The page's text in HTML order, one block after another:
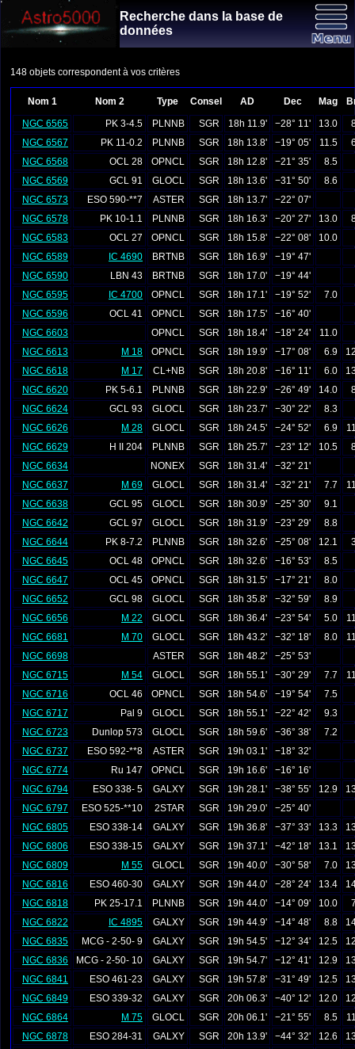
Recherche dans la base de
données
148 objets correspondent à vos critères
Nom 1 Nom 2 Type Consel AD Dec Mag
NGC 6565
PK 3-4.5 PLNNB SGR 18h 11.9' −28° 11' 13.0
NGC 6567
PK 11-0.2 PLNNB SGR 18h 13.8' −19° 05' 11.5
NGC 6568
OCL 28 OPNCL SGR 18h 12.8' −21° 35'
8.5
NGC 6569
GCL 91 GLOCL SGR 18h 13.6' −31° 50'
8.6
NGC 6573
ESO 590-**7 ASTER SGR 18h 13.7'
−22° 07'
NGC 6578
PK 10-1.1 PLNNB SGR 18h 16.3' −20° 27' 13.0
NGC 6583
OCL 27 OPNCL SGR 18h 15.8' −22° 08'
10.0
NGC 6589
IC 4690 BRTNB SGR 18h 16.9'
−19° 47'
NGC 6590
LBN 43 BRTNB SGR 18h 17.0'
−19° 44'
NGC 6595
IC 4700 OPNCL SGR 18h 17.1' −19° 52'
7.0
NGC 6596
OCL 41 OPNCL SGR 18h 17.5'
−16° 40'
NGC 6603
OPNCL SGR 18h 18.4' −18° 24'
11.0
NGC 6613
M 18 OPNCL SGR 18h 19.9' −17° 08' 6.9
NGC 6618
M 17 CL+NB SGR 18h 20.8' −16° 11' 6.0
NGC 6620
PK 5-6.1 PLNNB SGR 18h 22.9' −26° 49' 14.0
NGC 6624
GCL 93 GLOCL SGR 18h 23.7' −30° 22'
8.3
NGC 6626
M 28 GLOCL SGR 18h 24.5' −24° 52' 6.9
NGC 6629
H II 204 PLNNB SGR 18h 25.7' −23° 12' 10.5
NGC 6634
NONEX SGR 18h 31.4'
−32° 21'
NGC 6637
M 69 GLOCL SGR 18h 31.4' −32° 21' 7.7
NGC 6638
GCL 95 GLOCL SGR 18h 30.9' −25° 30'
9.1
NGC 6642
GCL 97 GLOCL SGR 18h 31.9' −23° 29'
8.8
NGC 6644
PK 8-7.2 PLNNB SGR 18h 32.6' −25° 08' 12.1
NGC 6645
OCL 48 OPNCL SGR 18h 32.6' −16° 53'
8.5
NGC 6647
OCL 45 OPNCL SGR 18h 31.5' −17° 21'
8.0
NGC 6652
GCL 98 GLOCL SGR 18h 35.8' −32° 59'
8.9
NGC 6656
M 22 GLOCL SGR 18h 36.4' −23° 54' 5.0
NGC 6681
M 70 GLOCL SGR 18h 43.2' −32° 18' 8.0
NGC 6698
ASTER SGR 18h 48.2'
−25° 53'
NGC 6715
M 54 GLOCL SGR 18h 55.1' −30° 29' 7.7
NGC 6716
OCL 46 OPNCL SGR 18h 54.6' −19° 54'
7.5
NGC 6717
Pal 9 GLOCL SGR 18h 55.1' −22° 42'
9.3
NGC 6723
Dunlop 573 GLOCL SGR 18h 59.6' −36° 38'
7.2
NGC 6737
ESO 592-**8 ASTER SGR 19h 03.1'
−18° 32'
NGC 6774
Ru 147 OPNCL SGR 19h 16.6'
−16° 16'
NGC 6794
ESO 338- 5 GALXY SGR 19h 28.1' −38° 55' 12.9
NGC 6797
ESO 525-**10 2STAR SGR 19h 29.0'
−25° 40'
NGC 6805
ESO 338-14 GALXY SGR 19h 36.8' −37° 33' 13.3
NGC 6806
ESO 338-15 GALXY SGR 19h 37.1' −42° 18' 13.1
NGC 6809
M 55 GLOCL SGR 19h 40.0' −30° 58' 7.0
NGC 6816
ESO 460-30 GALXY SGR 19h 44.0' −28° 24' 13.4
NGC 6818
PK 25-17.1 PLNNB SGR 19h 44.0' −14° 09' 10.0
NGC 6822
IC 4895 GALXY SGR 19h 44.9' −14° 48' 8.8
NGC 6835
MCG - 2-50- 9 GALXY SGR 19h 54.5' −12° 34' 12.5
NGC 6836
MCG - 2-50- 10 GALXY SGR 19h 54.7' −12° 41' 12.9
NGC 6841
ESO 461-23 GALXY SGR 19h 57.8' −31° 49' 12.5
NGC 6849
ESO 339-32 GALXY SGR 20h 06.3' −40° 12' 12.0
NGC 6864
M 75 GLOCL SGR 20h 06.1' −21° 55' 8.5
NGC 6878
ESO 284-31 GALXY SGR 20h 13.9' −44° 32' 12.6